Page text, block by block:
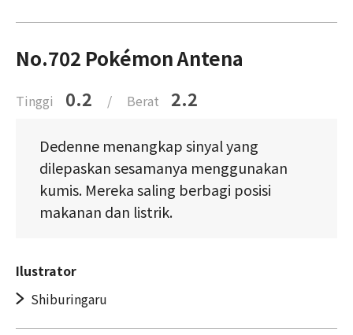
No.702 Pokémon Antena
Tinggi 0.2 / Berat 2.2
Dedenne menangkap sinyal yang
dilepaskan sesamanya menggunakan
kumis. Mereka saling berbagi posisi
makanan dan listrik.
Ilustrator
Shiburingaru